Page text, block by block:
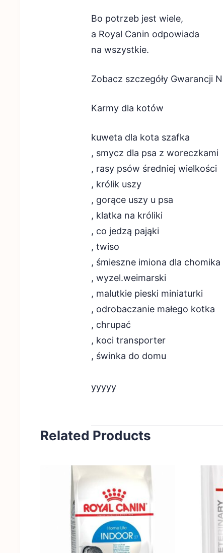
Bo potrzeb jest wiele,
a Royal Canin odpowiada
na wszystkie.
Zobacz szczegóły Gwarancji
Karmy dla kotów
kuweta dla kota szafka
, smycz dla psa z woreczkami
, rasy psów średniej wielkości
, królik uszy
, gorące uszy u psa
, klatka na króliki
, co jedzą pająki
, twiso
, śmieszne imiona dla chomika
, wyzel.weimarski
, malutkie pieski miniaturki
, odrobaczanie małego kotka
, chrupać
, koci transporter
, świnka do domu
yyyyy
Related Products